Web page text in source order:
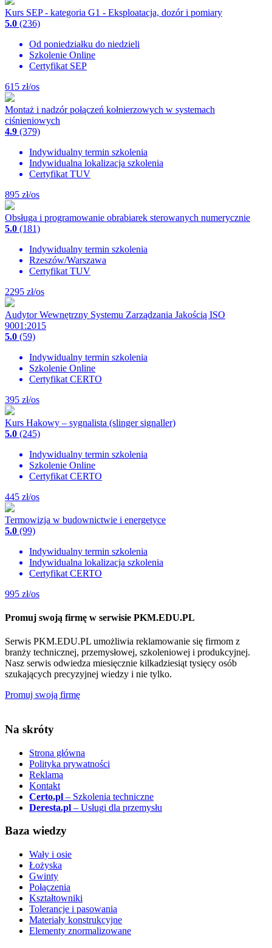
Kurs SEP - kategoria G1 - Eksploatacja, dozór i pomiary
5.0 (236)
Od poniedziałku do niedzieli
Szkolenie Online
Certyfikat SEP
615 zł/os
Montaż i nadzór połączeń kołnierzowych w systemach
ciśnieniowych
4.9 (379)
Indywidualny termin szkolenia
Indywidualna lokalizacja szkolenia
Certyfikat TUV
895 zł/os
Obsługa i programowanie obrabiarek sterowanych numerycznie
5.0 (181)
Indywidualny termin szkolenia
Rzeszów/Warszawa
Certyfikat TUV
2295 zł/os
Audytor Wewnętrzny Systemu Zarządzania Jakością ISO
9001:2015
5.0 (59)
Indywidualny termin szkolenia
Szkolenie Online
Certyfikat CERTO
395 zł/os
Kurs Hakowy – sygnalista (slinger signaller)
5.0 (245)
Indywidualny termin szkolenia
Szkolenie Online
Certyfikat CERTO
445 zł/os
Termowizja w budownictwie i energetyce
5.0 (99)
Indywidualny termin szkolenia
Indywidualna lokalizacja szkolenia
Certyfikat CERTO
995 zł/os
Promuj swoją firmę w serwisie PKM.EDU.PL
Serwis PKM.EDU.PL umożliwia reklamowanie się firmom z
branży technicznej, przemysłowej, szkoleniowej i produkcyjnej.
Nasz serwis odwiedza miesięcznie kilkadziesiąt tysięcy osób
szukających precyzyjnej wiedzy i nie tylko.
Promuj swoją firmę
Na skróty
Strona główna
Polityka prywatności
Reklama
Kontakt
Certo.pl – Szkolenia techniczne
Deresta.pl – Usługi dla przemysłu
Baza wiedzy
Wały i osie
Łożyska
Gwinty
Połączenia
Kształtowniki
Tolerancje i pasowania
Materiały konstrukcyjne
Elementy znormalizowane